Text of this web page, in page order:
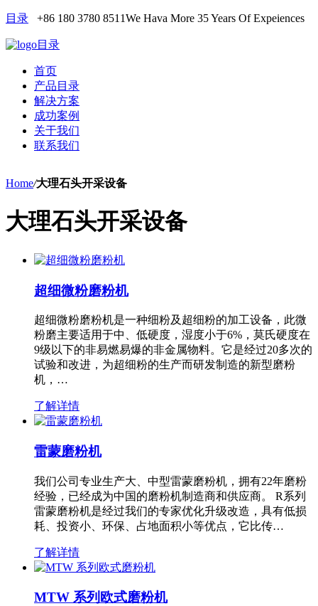
目录 +86 180 3780 8511We Hava More 35 Years Of Expeiences
目录
首页
产品目录
解决方案
成功案例
关于我们
联系我们
Home/大理石头开采设备
大理石头开采设备
超细微粉磨粉机
超细微粉磨粉机是一种细粉及超细粉的加工设备，此微
粉磨主要适用于中、低硬度，湿度小于6%，莫氏硬度在
9级以下的非易燃易爆的非金属物料。它是经过20多次的
试验和改进，为超细粉的生产而研发制造的新型磨粉
机，…
了解详情
雷蒙磨粉机
我们公司专业生产大、中型雷蒙磨粉机，拥有22年磨粉
经验，已经成为中国的磨粉机制造商和供应商。 R系列
雷蒙磨粉机是经过我们的专家优化升级改造，具有低损
耗、投资小、环保、占地面积小等优点，它比传…
了解详情
MTW 系列欧式磨粉机